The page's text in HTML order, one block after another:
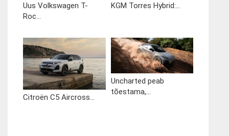
Uus Volkswagen T-
Roc...
KGM Torres Hybrid:...
Citroën C5 Aircross...
Uncharted peab
tõestama,...